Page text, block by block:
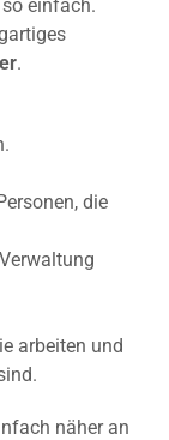
einfach.
.
die
arbeiten und
näher an